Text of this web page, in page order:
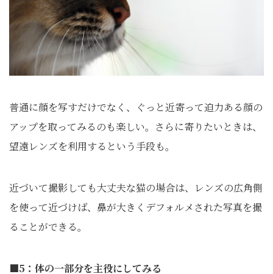
普通に顔を写すだけでなく、ぐっと近寄って迫力ある顔の
アップを取ってみるのも楽しい。さらに寄りたいときは、
望遠レンズを利用するという手段も。
近づいて撮影しても大丈夫な猫の場合は、レンズの広角側
を使って近づけば、鼻が大きくデフォルメされた写真を撮
ることができる。
■5：体の一部分を主役にしてみる